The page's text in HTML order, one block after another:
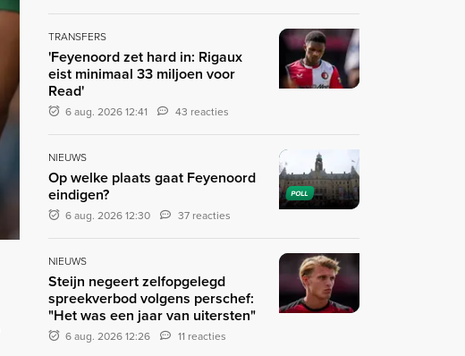
TRANSFERS
'Feyenoord zet hard in: Rigaux
eist minimaal 33 miljoen voor
Read'
6 aug. 2026 12:41 43 reacties
POLL
NIEUWS
Op welke plaats gaat Feyenoord
eindigen?
6 aug. 2026 12:30 37 reacties
NIEUWS
Steijn negeert zelfopgelegd
spreekverbod volgens perschef:
"Het was een jaar van uitersten"
6 aug. 2026 12:26 11 reacties